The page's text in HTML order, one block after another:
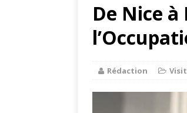
De Nice
Rédaction